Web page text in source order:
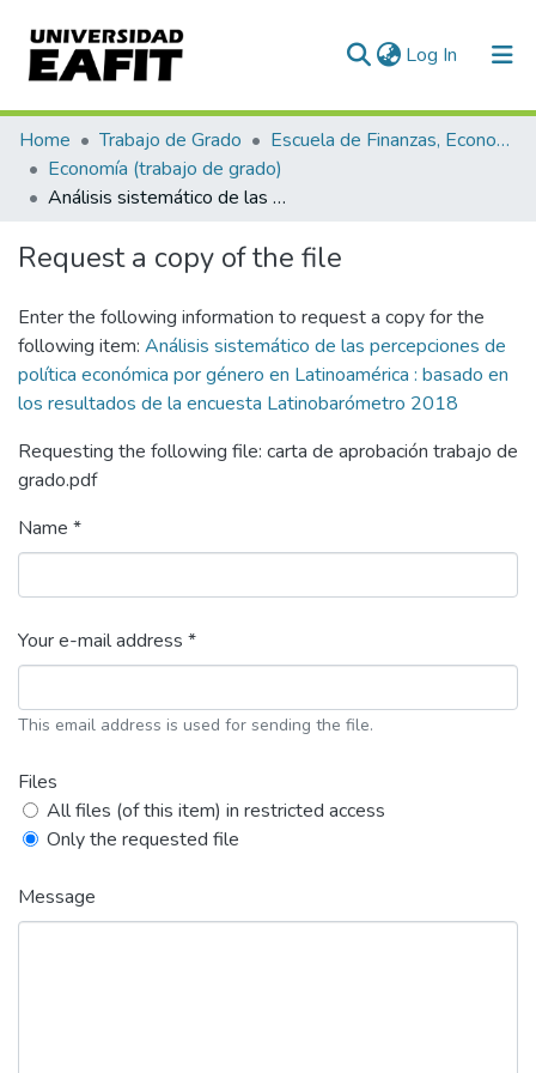
Log In (current)
Communities & Collections
All of DSpace
Home Trabajo de Grado
Escuela de Finanzas, Economía y Gobierno
Economía (trabajo de grado)
Análisis sistemático de las percepciones de política económica por género en Latinoamérica : basado en los resultados de la encuesta Latinobarómetro 2018
Request a copy of the file
Enter the following information to request a copy for the
following item: Análisis sistemático de las percepciones de
política económica por género en Latinoamérica : basado en
los resultados de la encuesta Latinobarómetro 2018
Requesting the following file: carta de aprobación trabajo de
grado.pdf
Name *
Your e-mail address *
This email address is used for sending the file.
Files
All files (of this item) in restricted access
Only the requested file
Message